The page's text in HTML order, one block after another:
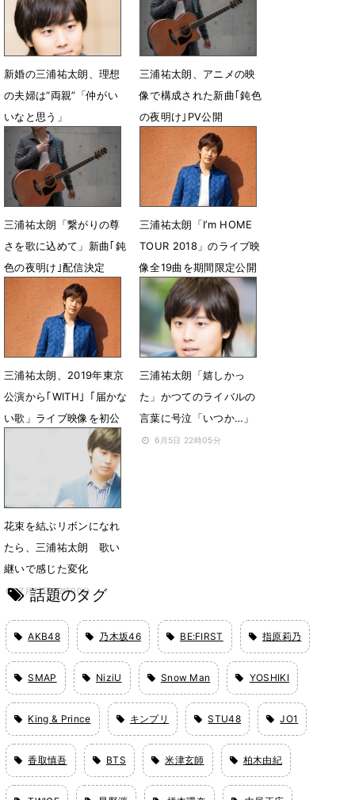
1月28日 21時26分 9月22日 12時38分
新婚の三浦祐太朗、理想
の夫婦は“両親”「仲がい
いなと思う」
8月31日 18時29分
三浦祐太朗、アニメの映
像で構成された新曲｢鈍色
の夜明け｣PV公開
7月11日 13時00分
三浦祐太朗「繋がりの尊
さを歌に込めて」新曲｢鈍
色の夜明け｣配信決定
6月15日 13時00分
三浦祐太朗「I’m HOME
TOUR 2018」のライブ映
像全19曲を期間限定公開
5月12日 12時00分
三浦祐太朗、2019年東京
公演から｢WITH｣「届かな
い歌」ライブ映像を初公
三浦祐太朗「嬉しかっ
た」かつてのライバルの
言葉に号泣「いつか…」
6月5日 22時05分
花束を結ぶリボンになれ
たら、三浦祐太朗 歌い
継いで感じた変化
7月27日 12時00分
話題のタグ
AKB48 乃木坂46 BE:FIRST 指原莉乃
SMAP NiziU Snow Man YOSHIKI
King & Prince キンプリ STU48 JO1
香取慎吾 BTS 米津玄師 柏木由紀